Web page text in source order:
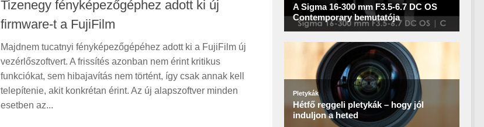
Tizenegy fényképezőgéphez adott ki új
firmware-t a FujiFilm
Majdnem tucatnyi fényképezőgépéhez adott ki a FujiFilm új
vezérlőszoftvert. A frissítés azonban nem érint kritikus
funkciókat, sem hibajavítás nem történt, így csak annak kell
telepítenie, akit konkrétan érint. Az új alapszoftver minden
esetben az...